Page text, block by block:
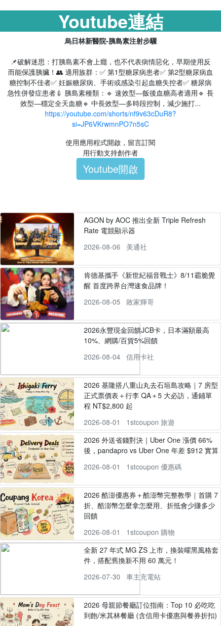
Youtube連結
烏日林新醫院-胰島素注射步驟
📌破解迷思：打胰島素不會上癮，也不代表病情惡化，早期使用反
而能保護胰臟！👥 適用族群：✅ 第1型糖尿病患者✅ 第2型糖尿病血
糖控制不佳者✅ 妊娠糖尿病、手術或感染引起血糖失控者✅ 糖尿病
急性併發症患者💉 胰島素種類：🔹 速效型—飯後血糖高者適用🔹 長
效型—穩定全天血糖🔹 中長效型—多時段控制，減少施打...
https://youtube.com/shorts/nf9v63cDuR8?
si=JP6VKrwmnPO7n5sC
使用應用程式開啟，留言訂閱
用行動支持創作者
Youtube開啟
AGON by AOC 推出全新 Triple Refresh
Rate 電競顯示器
2026-08-06
美通社
肯德基攜手《新世紀福音戰士》8/11霸脆覺
醒 首度跨界台灣速食品牌！
2026-08-05
敗家輝哥
2026永豐現金回饋JCB卡，日本滿額最高
10%、網購/百貨5%回饋
2026-08-04
信用卡社
2026 基隆搭八重山丸去石垣島攻略｜7 房型
正式票價表＋行李 QA＋5 大必訪，通鋪單
程 NT$2,800 起
2026-08-01
1stcoupon 旅遊
2026 外送省錢對決｜Uber One 漲價 66%
後，pandapro vs Uber One 年差 $912 實算
2026-08-01
1stcoupon 優惠碼
2026 酷澎優惠券＋酷澎幣完整教學｜首購 7
折、酷澎幣怎麼拿怎麼用、折抵會少賺多少
回饋
2026-08-01
1stcoupon 購物
全新 27 年式 MG ZS 上市，換裝曜黑風格套
件，搭配舊換新不用 60 萬元！
2026-07-30
車主充電站
2026 母親節餐廳訂位指南：Top 10 必吃吃
到飽/米其林餐廳 (含信用卡優惠與餐券折扣)